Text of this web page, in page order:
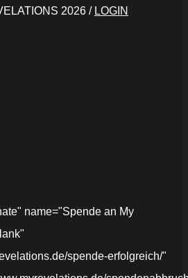
2026 / LOGIN
name="Spende an My
spende-erfolgreich/"